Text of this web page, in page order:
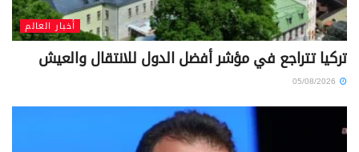
أخبار العالم
تركيا تتراجع في مؤشر أفضل الدول للانتقال والعيش